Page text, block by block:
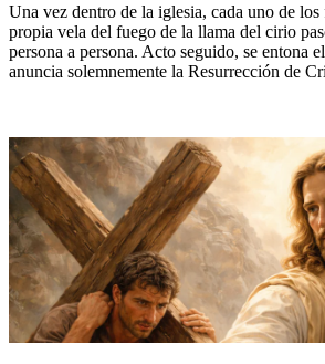
Una vez dentro de la iglesia, cada uno de los
propia vela del fuego de la llama del cirio
persona a persona. Acto seguido, se entona
anuncia solemnemente la Resurrección de